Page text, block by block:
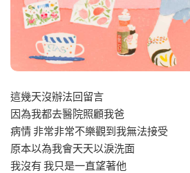
這幾天沒辦法回留言
因為我都去醫院照顧我爸
病情 非常非常不樂觀到我無法接受
原本以為我會天天以淚洗面
我沒有 我只是一直望著他